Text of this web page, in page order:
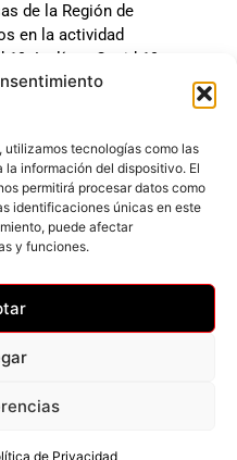
utilizamos tecnologías como las
información del dispositivo. El
permitirá procesar datos como
identificaciones únicas en este
puede afectar
y funciones.
de Privacidad
de la Región de
en la actividad
19. La línea Covid-19
unión europea.
al Programa Kit Digital
Generation (EU) del
–Cookies
reservados